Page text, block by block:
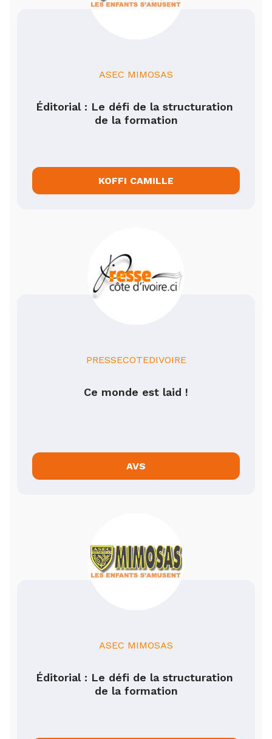
ASEC MIMOSAS
Éditorial : Le défi de la structuration
de la formation
KOFFI CAMILLE
PRESSECOTEDIVOIRE
Ce monde est laid !
AVS
ASEC MIMOSAS
Éditorial : Le défi de la structuration
de la formation